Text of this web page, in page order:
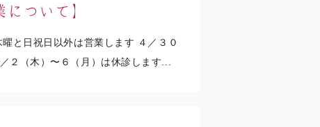
ついて】
と日祝日以外は営業します ４／３０
２（木）〜６（月）は休診します...